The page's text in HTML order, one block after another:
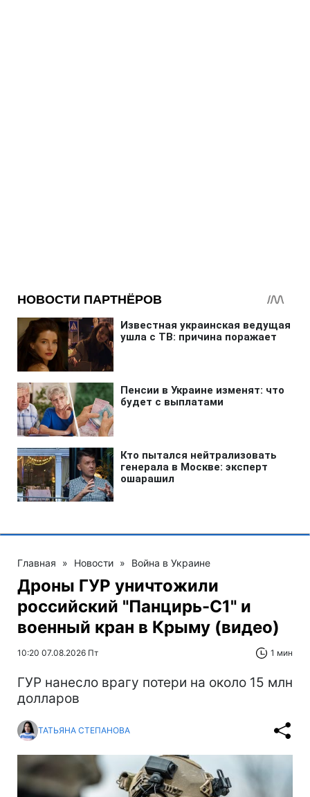
Главная » Новости » Война в Украине
Дроны ГУР уничтожили
российский "Панцирь-С1" и
военный кран в Крыму (видео)
10:20 07.08.2026 Пт 1 мин
ГУР нанесло врагу потери на около 15 млн
долларов
ТАТЬЯНА СТЕПАНОВА